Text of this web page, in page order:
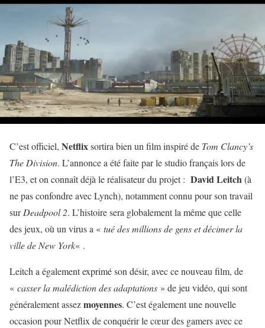
C’est officiel, Netflixsortira bien un film inspiré de Tom Clancy’s
The Division. L’annonce a été faite par le studio français lors de
l’E3, et on connaît déjà le réalisateur du projet : David Leitch(à
ne pas confondre avec Lynch), notamment connu pour son travail
surDeadpool 2. L’histoire sera globalement la même que celle
des jeux, où un virus a « tué des millions de gens et décimer la
ville de New York« .
Leitch a également exprimé son désir, avec ce nouveau film, de
« casser la malédiction des adaptations » de jeu vidéo, qui sont
généralement assezmoyennes. C’est également une nouvelle
occasion pour Netflix de conquérir le cœur des gamers avec ce